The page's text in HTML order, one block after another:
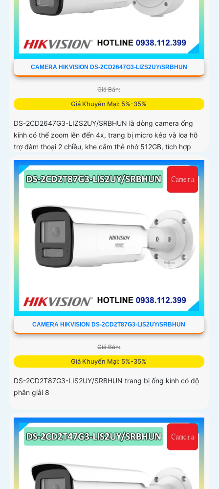
CAMERA HIKVISION DS-2CD2647G3-LIZS2UY/SRBHUN
Giá Bán:
Giá Khuyến Mại: 5%-35%
DS-2CD2647G3-LIZS2UY/SRBHUN là dòng camera ống
kính có thể zoom lên đến 4x, trang bị micro kép và loa hỗ
trợ đàm thoại 2 chiều, khe cắm thẻ nhớ 512GB, tích hợp
công nghệ AI trong việc cân bằng màu sáng trong điều
kiện ánh sáng yếu, ống kính có độ phân giải 4
CAMERA HIKVISION DS-2CD2T87G3-LIS2UY/SRBHUN
Giá Bán:
Giá Khuyến Mại: 5%-35%
DS-2CD2T87G3-LIS2UY/SRBHUN trang bị ống kính có độ
phân giải 8